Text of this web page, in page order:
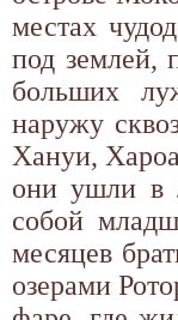
местах
под землей,
больших
наружу
Хануи,
они ушли в
собой
месяцев
озерами